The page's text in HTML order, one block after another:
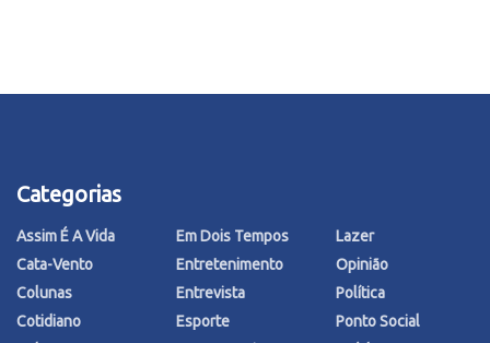
Categorias
Assim É A Vida
Cata-Vento
Colunas
Cotidiano
Em Dois Tempos
Entretenimento
Entrevista
Esporte
Lazer
Opinião
Política
Ponto Social